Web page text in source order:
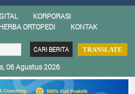
KORPORASI
ORTOPEDI KONTAK
TRANSLATE
06 Agustus 2026